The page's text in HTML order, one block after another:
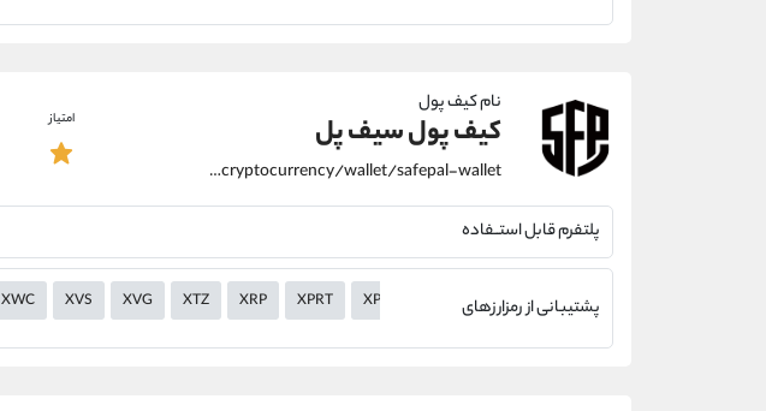
نام کیف پول
کیف پول سیف پل
https://alirezamehrabi.com/cryptocurrency/wallet/safepal-wallet
امتیاز
پلتفرم قابل استــفاده
پشتیبانی از رمزارزهای XWC XVS XVG XTZ XRP XPRT XPR XLM XHV